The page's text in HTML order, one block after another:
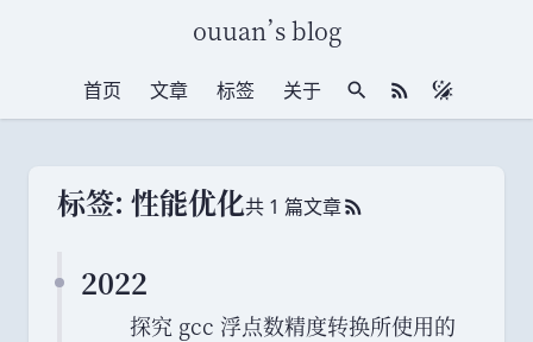
ouuan’s blog
首页 文章 标签 关于 站内搜索RSS 订阅
标签: 性能优化共 1 篇文章RSS 订阅
2022
探究 gcc 浮点数精度转换所使用的